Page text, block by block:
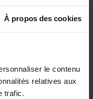
À propos des cookies
le contenu
relatives aux
trafic.